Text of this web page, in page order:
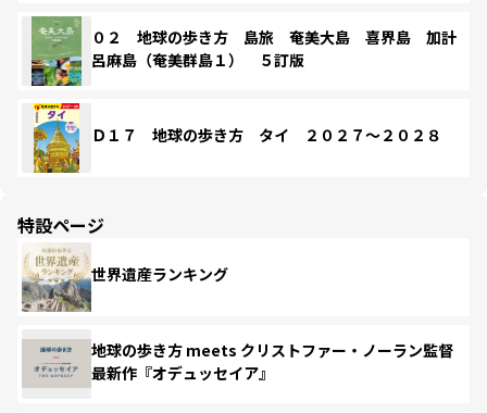
０２ 地球の歩き方 島旅 奄美大島 喜界島 加計
呂麻島（奄美群島１） ５訂版
Ｄ１７ 地球の歩き方 タイ ２０２７～２０２８
特設ページ
世界遺産ランキング
地球の歩き方 meets クリストファー・ノーラン監督
最新作『オデュッセイア』